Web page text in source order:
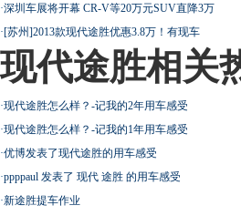
·深圳车展将开幕 CR-V等20万元SUV直降3万
·[苏州]2013款现代途胜优惠3.8万！有现车
现代途胜相关
·现代途胜怎么样？-记我的2年用车感受
·现代途胜怎么样？-记我的1年用车感受
·优博发表了现代途胜的用车感受
·ppppaul 发表了 现代 途胜 的用车感受
·新途胜提车作业